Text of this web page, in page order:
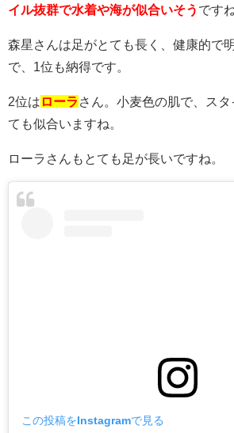
イル抜群で水着や海が似合いそう です
森星さんは足がとても長く、健康的で
で、1位も納得です。
2位は ローラ さん。小麦色の肌で、ス
ても似合いますね。
ローラさんもとても足が長いですね。
この投稿をInstagramで見る